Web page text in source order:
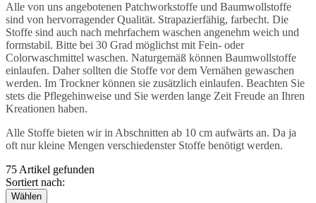
Alle von uns angebotenen Patchworkstoffe und Baumwollstoffe
sind von hervorragender Qualität. Strapazierfähig, farbecht. Die
Stoffe sind auch nach mehrfachem waschen angenehm weich und
formstabil. Bitte bei 30 Grad möglichst mit Fein- oder
Colorwaschmittel waschen. Naturgemäß können Baumwollstoffe
einlaufen. Daher sollten die Stoffe vor dem Vernähen gewaschen
werden. Im Trockner können sie zusätzlich einlaufen. Beachten Sie
stets die Pflegehinweise und Sie werden lange Zeit Freude an Ihren
Kreationen haben.
Alle Stoffe bieten wir in Abschnitten ab 10 cm aufwärts an. Da ja
oft nur kleine Mengen verschiedenster Stoffe benötigt werden.
75 Artikel gefunden
Sortiert nach:
Wählen